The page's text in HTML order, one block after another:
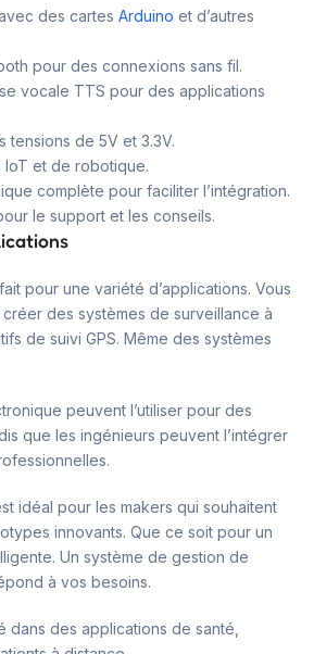
des cartes Arduino et d’autres
pour des connexions sans fil.
vocale TTS pour des applications
tensions de 5V et 3.3V.
et de robotique.
complète pour faciliter l’intégration.
le support et les conseils.
pour une variété d’applications. Vous
des systèmes de surveillance à
de suivi GPS. Même des systèmes
peuvent l’utiliser pour des
que les ingénieurs peuvent l’intégrer
idéal pour les makers qui souhaitent
innovants. Que ce soit pour un
Un système de gestion de
à vos besoins.
dans des applications de santé,